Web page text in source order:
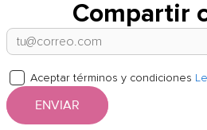
Compartir
Aceptar términos y condiciones
ENVIAR